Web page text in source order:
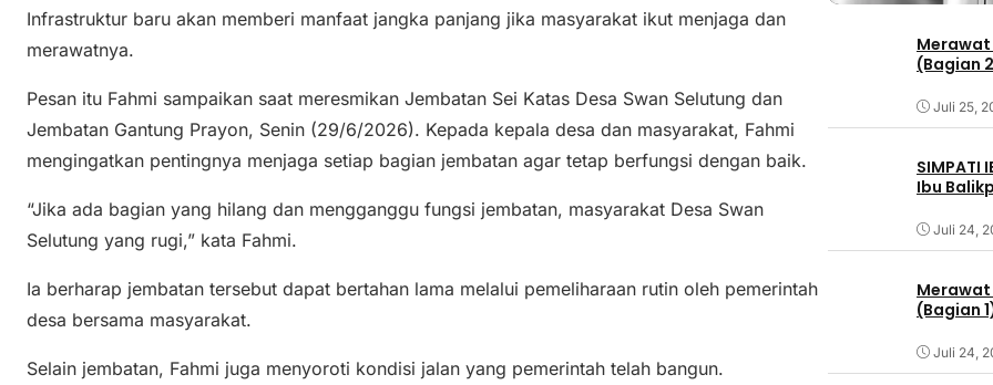
Infrastruktur baru akan memberi manfaat jangka panjang jika masyarakat ikut menjaga dan
merawatnya.
Pesan itu Fahmi sampaikan saat meresmikan Jembatan Sei Katas Desa Swan Selutung dan
Jembatan Gantung Prayon, Senin (29/6/2026). Kepada kepala desa dan masyarakat, Fahmi
mengingatkan pentingnya menjaga setiap bagian jembatan agar tetap berfungsi dengan baik.
“Jika ada bagian yang hilang dan mengganggu fungsi jembatan, masyarakat Desa Swan
Selutung yang rugi,” kata Fahmi.
Ia berharap jembatan tersebut dapat bertahan lama melalui pemeliharaan rutin oleh pemerintah
desa bersama masyarakat.
Selain jembatan, Fahmi juga menyoroti kondisi jalan yang pemerintah telah bangun.
Merawat
(Bagian
Juli 25,
SIMPATI
Ibu
Juli 24,
Merawat
(Bagian
Juli 24,